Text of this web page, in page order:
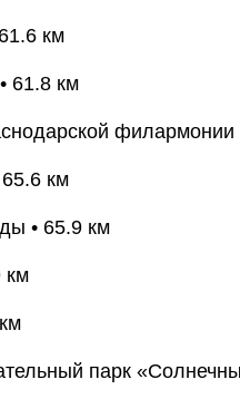
км
61.8 км
филармонии
км
• 65.9 км
км
парк